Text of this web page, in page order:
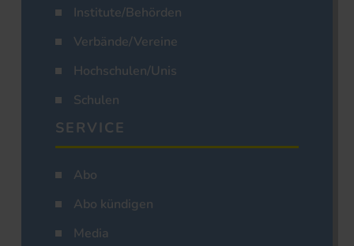
Institute/Behörden
Verbände/Vereine
Hochschulen/Unis
Schulen
SERVICE
Abo
Abo kündigen
Media